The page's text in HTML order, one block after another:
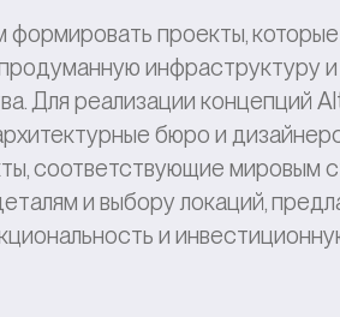
проекты, которые
инфраструктуру и
Для реализации концепций
бюро и
соответствующие мировым
и выбору локаций,
и